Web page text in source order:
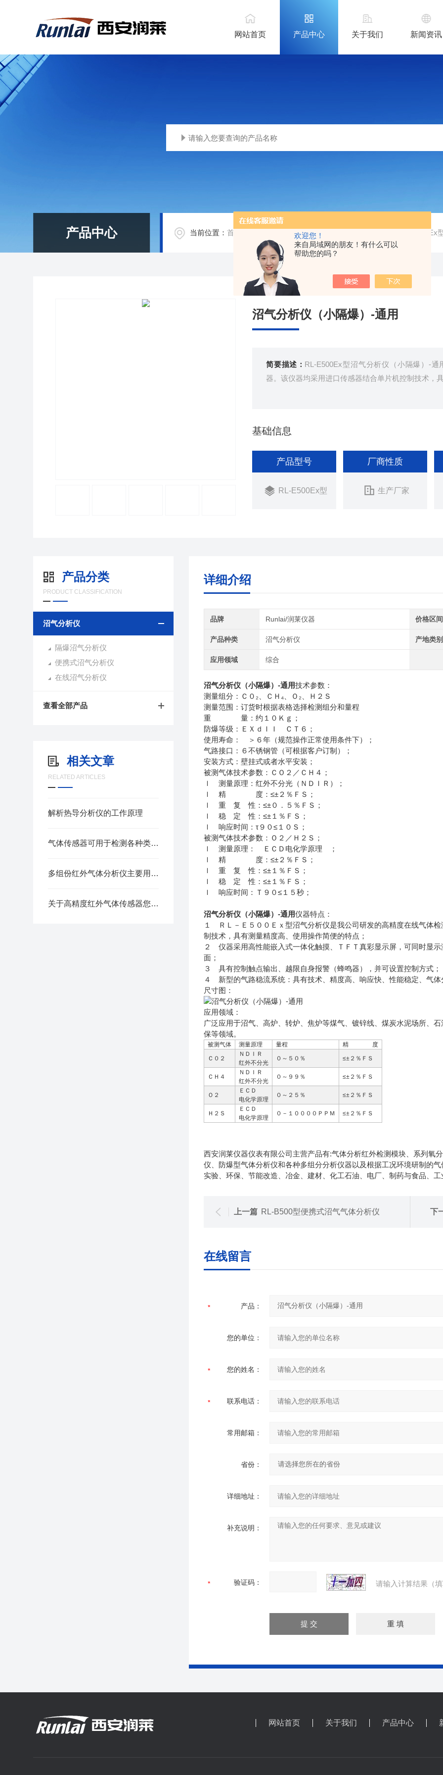
欢迎您！
来自局域网的朋友！有什么可以
帮助您的吗？
网站首页 产品中心 关于我们 新闻资讯
产品中心 当前位置：首页 沼气分析仪 / RL-E500Ex
沼气分析仪（小隔爆）-通用
简要描述： RL-E500Ex型沼气分析仪（小隔爆）-
器。该仪器均采用进口传感器结合单片机控制技术，
基础信息
产品型号
RL-E500Ex型
厂商性质
生产厂家
产品分类
PRODUCT CLASSIFICATION
沼气分析仪
隔爆沼气分析仪
便携式沼气分析仪
在线沼气分析仪
查看全部产品
相关文章
RELATED ARTICLES
解析热导分析仪的工作原理
气体传感器可用于检测各种类型的气体
多组份红外气体分析仪主要用于检测各种工业环境下的气体
关于高精度红外气体传感器您了解多少？
详细介绍
品牌 Runlai/润莱仪器 价格区间
产品种类 沼气分析仪 产地类别
应用领域 综合
沼气分析仪（小隔爆）-通用技术参数：
测量组分：Ｃ０₂、ＣＨ₄、
测量范围：订货时根据表格选择检测组分和量程
重 量：约１０Ｋｇ；
防爆等级：ＥＸｄＩＩ ＣＴ６；
使用寿命： ＞６年（规范操作正常使用
气路接口：６不锈钢管（可根据客户订
安装方式：壁挂式或者水平安装；
被测气体技术参数：ＣＯ２／ＣＨ４；
ｌ 测量原理：红外不分光（ＮＤＩＲ）；
ｌ 精 度：≤±２％ＦＳ；
ｌ 重 复 性：≤±０．５％ＦＳ；
ｌ 稳 定 性：≤±１％ＦＳ；
ｌ 响应时间：τ９０≤１０Ｓ；
被测气体技术参数：Ｏ２／Ｈ２Ｓ；
ｌ 测量原理： ＥＣＤ电化学原理 ；
ｌ 精 度：≤±２％ＦＳ；
ｌ 重 复 性：≤±１％ＦＳ；
ｌ 稳 定 性：≤±１％ＦＳ；
ｌ 响应时间：Ｔ９０≤１５秒；
沼气分析仪（小隔爆）-通用仪器特点：
１ ＲＬ－Ｅ５００Ｅｘ型沼气分析仪是我公司研发的高精度在线气体
制技术，具有测量精度高、使用操作简便的特点；
２ 仪器采用高性能嵌入式一体化触摸、ＴＦＴ真彩显示屏，可同时显
面；
３ 具有控制触点输出、越限自身报警（蜂鸣器），并可设置控制方式；
４ 新型的气路稳流系统：具有技术、精度高、响应快、性能稳定、气体
尺寸图：
应用领域：
广泛应用于沼气、高炉、转炉、焦炉等煤气、镀锌线、煤炭水泥场所、
保等领域。
被测气体 测量原理 量程
精 度
Ｃ０２
ＮＤＩＲ
红外不分光
０～５０％ ≤±２％ＦＳ
ＣＨ４
ＮＤＩＲ
红外不分光
０～９９％ ≤±２％ＦＳ
Ｏ２
ＥＣＤ
电化学原理
０～２５％ ≤±２％ＦＳ
Ｈ２Ｓ
ＥＣＤ
电化学原理
０－１００００ＰＰＭ ≤±２％ＦＳ
西安润莱仪器仪表有限公司主营产品有:气体分析红外检测模块、系列氧
仪、防爆型气体分析仪和各种多组分分析仪器以及根据工况环境研制的
实验、环保、节能改造、冶金、建材、化工石油、电厂、制药与食品、工
上一篇 RL-B500型便携式沼气气体分析仪 下
在线留言
产品：
您的单位：
您的姓名：
联系电话：
常用邮箱：
省份：
详细地址：
补充说明：
验证码： 请输入计算结果（
网站首页 关于我们 产品中心